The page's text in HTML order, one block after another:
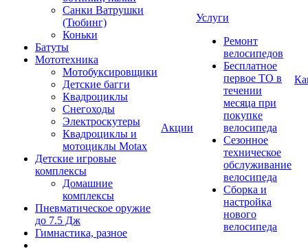
Санки Ватрушки
(Тюбинг)
Коньки
Батуты
Мототехника
Мотобуксировщики
Детские багги
Квадроциклы
Снегоходы
Электроскутеры
Квадроциклы и
мотоциклы Motax
Детские игровые
комплексы
Домашние
комплексы
Пневматическое оружие
до 7.5 Дж
Гимнастика, разное
Акции
Услуги
Ремонт
велосипедов
Бесплатное
первое ТО в
течении
месяца при
покупке
велосипеда
Сезонное
техническое
обслуживание
велосипеда
Сборка и
настройка
нового
велосипеда